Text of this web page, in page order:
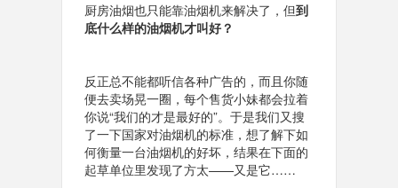
厨房油烟也只能靠油烟机来解决了，但到
底什么样的油烟机才叫好？
反正总不能都听信各种广告的，而且你随
便去卖场晃一圈，每个售货小妹都会拉着
你说“我们的才是最好的”。于是我们又搜
了一下国家对油烟机的标准，想了解下如
何衡量一台油烟机的好坏，结果在下面的
起草单位里发现了方太——又是它……